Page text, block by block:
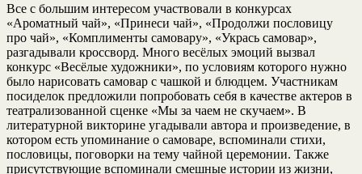
Все с большим интересом участвовали в конкурсах
«Ароматный чай», «Принеси чай», «Продолжи пословицу
про чай», «Комплименты самовару», «Укрась самовар»,
разгадывали кроссворд. Много весёлых эмоций вызвал
конкурс «Весёлые художники», по условиям которого нужно
было нарисовать самовар с чашкой и блюдцем. Участникам
посиделок предложили попробовать себя в качестве актеров в
театрализованной сценке «Мы за чаем не скучаем». В
литературной викторине угадывали автора и произведение, в
котором есть упоминание о самоваре, вспоминали стихи,
пословицы, поговорки на тему чайной церемонии. Также
присутствующие вспоминали смешные истории из жизни,